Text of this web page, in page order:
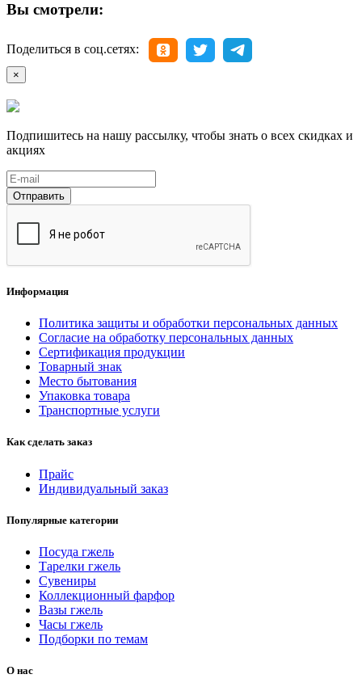
Вы смотрели:
Поделиться в соц.сетях:
×
Подпишитесь на нашу рассылку, чтобы знать о всех скидках и
акциях
Отправить
Информация
Политика защиты и обработки персональных данных
Согласие на обработку персональных данных
Сертификация продукции
Товарный знак
Место бытования
Упаковка товара
Транспортные услуги
Как сделать заказ
Прайс
Индивидуальный заказ
Популярные категории
Посуда гжель
Тарелки гжель
Сувениры
Коллекционный фарфор
Вазы гжель
Часы гжель
Подборки по темам
О нас